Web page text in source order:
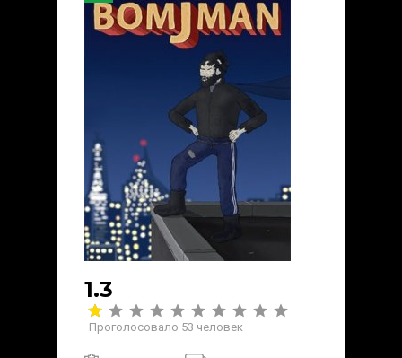
1.3
Проголосовало 53 человек